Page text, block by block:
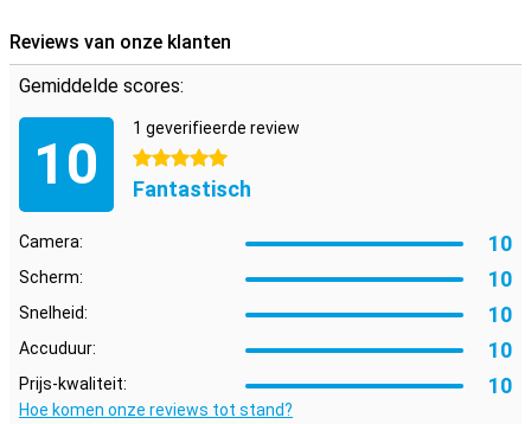
Reviews van onze klanten
Gemiddelde scores:
10
1 geverifieerde review
5 sterren
Fantastisch
Camera: 10
Scherm: 10
Snelheid: 10
Accuduur: 10
Prijs-kwaliteit: 10
Hoe komen onze reviews tot stand?